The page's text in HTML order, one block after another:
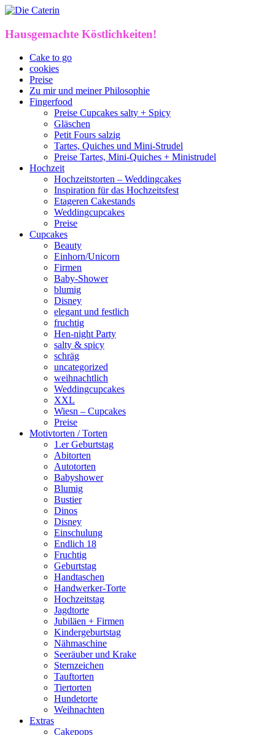
Hausgemachte Köstlichkeiten!
Cake to go
cookies
Preise
Zu mir und meiner Philosophie
Fingerfood
Preise Cupcakes salty + Spicy
Gläschen
Petit Fours salzig
Tartes, Quiches und Mini-Strudel
Preise Tartes, Mini-Quiches + Ministrudel
Hochzeit
Hochzeitstorten – Weddingcakes
Inspiration für das Hochzeitsfest
Etageren Cakestands
Weddingcupcakes
Preise
Cupcakes
Beauty
Einhorn/Unicorn
Firmen
Baby-Shower
blumig
Disney
elegant und festlich
fruchtig
Hen-night Party
salty & spicy
schräg
uncategorized
weihnachtlich
Weddingcupcakes
XXL
Wiesn – Cupcakes
Preise
Motivtorten / Torten
1.er Geburtstag
Abitorten
Autotorten
Babyshower
Blumig
Bustier
Dinos
Disney
Einschulung
Endlich 18
Fruchtig
Geburtstag
Handtaschen
Handwerker-Torte
Hochzeitstag
Jagdtorte
Jubiläen + Firmen
Kindergeburtstag
Nähmaschine
Seeräuber und Krake
Sternzeichen
Tauftorten
Tiertorten
Hundetorte
Weihnachten
Extras
Cakepops